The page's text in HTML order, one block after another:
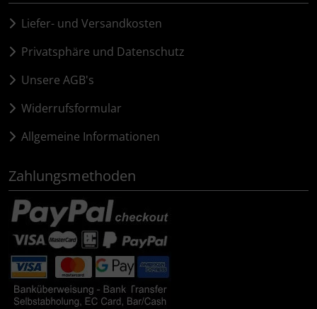
Liefer- und Versandkosten
Privatsphäre und Datenschutz
Unsere AGB's
Widerrufsformular
Allgemeine Informationen
Zahlungsmethoden